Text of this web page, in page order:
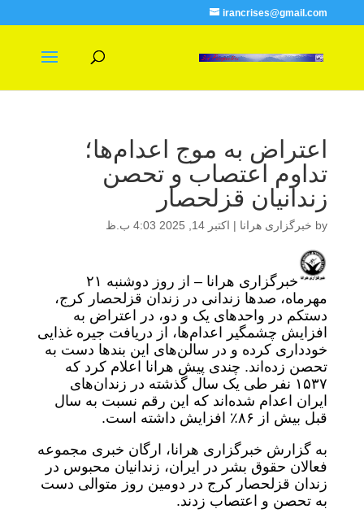
irancrises@gmail.com
اعتراض به موج اعدام‌ها؛
تداوم اعتصاب و تحصن
زندانیان قزلحصار
by خبرگزاری هرانا | اکتبر 14, 2025 4:03 ب.ظ
خبرگزاری هرانا – از روز دوشنبه ۲۱
مهرماه، صدها زندانی در زندان قزلحصار کرج،
دستکم در واحدهای یک و دو، در اعتراض به
افزایش چشمگیر اعدام‌ها، از دریافت جیره غذایی
خودداری کرده و در سالن‌های این بندها دست به
تحصن زده‌اند. چندی پیش هرانا اعلام کرد که
۱۵۳۷ نفر طی یک سال گذشته در زندان‌های
ایران اعدام شده‌اند که این رقم نسبت به سال
قبل بیش از ۸۶٪ افزایش داشته است.
به گزارش خبرگزاری هرانا، ارگان خبری مجموعه
فعالان حقوق بشر در ایران، زندانیان محبوس در
زندان قزلحصار کرج در دومین روز متوالی دست
به تحصن و اعتصاب زدند.